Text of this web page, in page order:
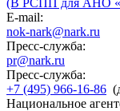
(В РСПП для АНО
E-mail:
nok-nark@nark.ru
Пресс-служба:
pr@nark.ru
Пресс-служба:
+7 (495) 966-16-86
Национальное